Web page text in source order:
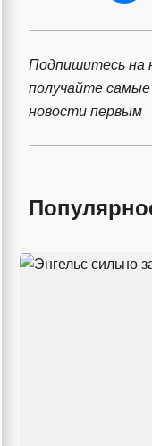
Подпишитесь на
получайте
новости первым